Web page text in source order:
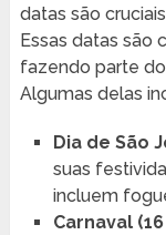
datas são
Essas datas são
fazendo parte
Algumas delas
Dia de São
suas
incluem
Carnaval